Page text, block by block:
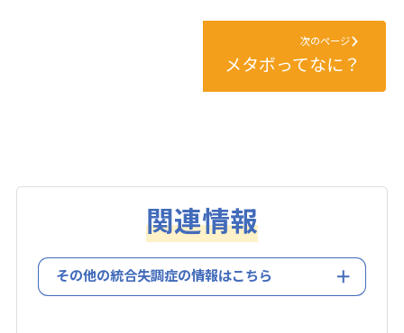
次のページ
メタボってなに？
関連情報
その他の統合失調症の情報はこちら